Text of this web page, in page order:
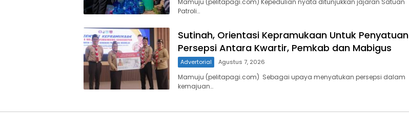
Mamuju (pelitapagi.com) Kepedulian nyata ditunjukkan jajaran Satuan
Patroli…
Sutinah, Orientasi Kepramukaan Untuk Penyatuan
Persepsi Antara Kwartir, Pemkab dan Mabigus
Advertorial Agustus 7, 2026
Mamuju (pelitapagi.com) Sebagai upaya menyatukan persepsi dalam
kemajuan…